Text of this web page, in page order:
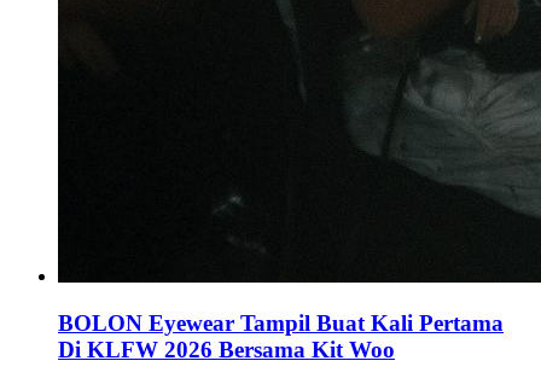
BOLON Eyewear Tampil Buat Kali Pertama
Di KLFW 2026 Bersama Kit Woo